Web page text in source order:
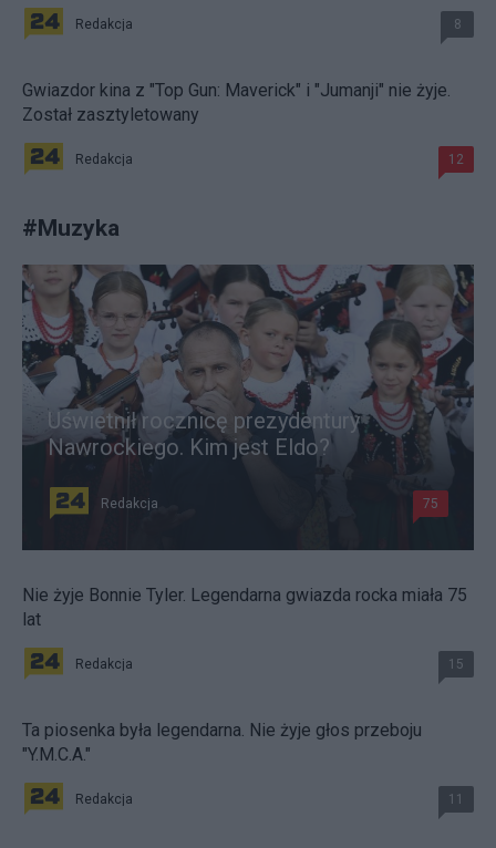
Redakcja 8
Gwiazdor kina z "Top Gun: Maverick" i "Jumanji" nie żyje.
Został zasztyletowany
Redakcja 12
#Muzyka
Uświetnił rocznicę prezydentury
Nawrockiego. Kim jest Eldo?
Redakcja 75
Nie żyje Bonnie Tyler. Legendarna gwiazda rocka miała 75
lat
Redakcja 15
Ta piosenka była legendarna. Nie żyje głos przeboju
"Y.M.C.A."
Redakcja 11